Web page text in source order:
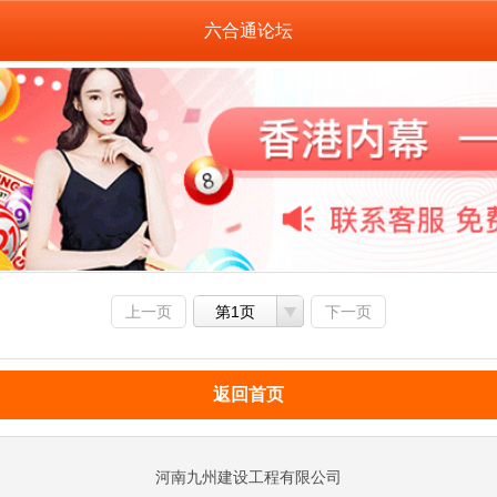
六合通论坛
上一页 第1页 下一页
返回首页
河南九州建设工程有限公司